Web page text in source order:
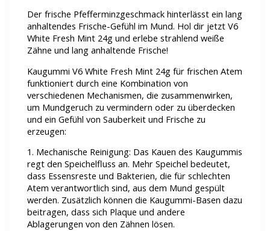
Der frische Pfefferminzgeschmack hinterlässt ein lang
anhaltendes Frische-Gefühl im Mund. Hol dir jetzt V6
White Fresh Mint 24g und erlebe strahlend weiße
Zähne und lang anhaltende Frische!
Kaugummi V6 White Fresh Mint 24g für frischen Atem
funktioniert durch eine Kombination von
verschiedenen Mechanismen, die zusammenwirken,
um Mundgeruch zu vermindern oder zu überdecken
und ein Gefühl von Sauberkeit und Frische zu
erzeugen:
1. Mechanische Reinigung: Das Kauen des Kaugummis
regt den Speichelfluss an. Mehr Speichel bedeutet,
dass Essensreste und Bakterien, die für schlechten
Atem verantwortlich sind, aus dem Mund gespült
werden. Zusätzlich können die Kaugummi-Basen dazu
beitragen, dass sich Plaque und andere
Ablagerungen von den Zähnen lösen.